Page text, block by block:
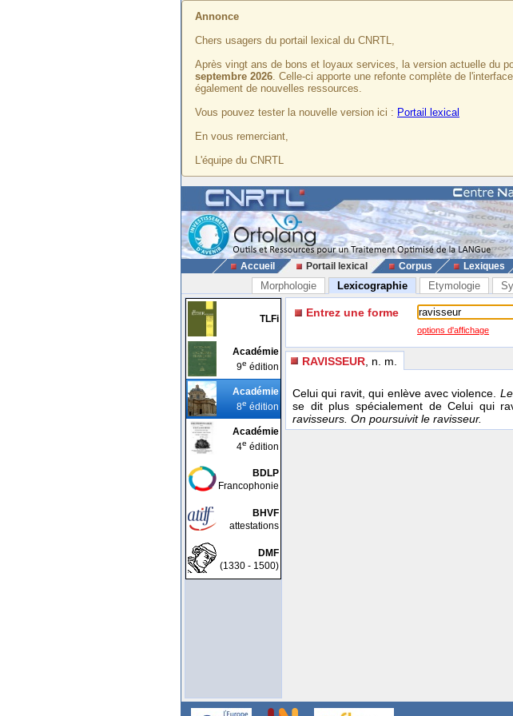
Annonce
Chers usagers du portail lexical du CNRTL,
Après vingt ans de bons et loyaux services, la version actuelle du
septembre 2026. Celle-ci apporte une refonte complète de
également de nouvelles ressources.
Vous pouvez tester la nouvelle version ici : Portail lexical
En vous remerciant,
L'équipe du CNRTL
Accueil Portail lexical Corpus Lexiques
Morphologie Lexicographie Etymologie
TLFi
Académie
9e édition
Académie
8e édition
Académie
4e édition
BDLP
Francophonie
BHVF
attestations
DMF
(1330 - 1500)
Entrez une forme
options d'affichage
RAVISSEUR , n. m.
Celui qui ravit, qui enlève avec violence.
se dit plus spécialement de Celui qui
ravisseurs. On poursuivit le ravisseur.